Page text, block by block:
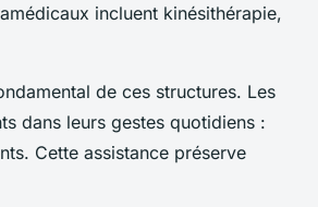
incluent kinésithérapie,
de ces structures. Les
dans leurs gestes quotidiens :
Cette assistance préserve